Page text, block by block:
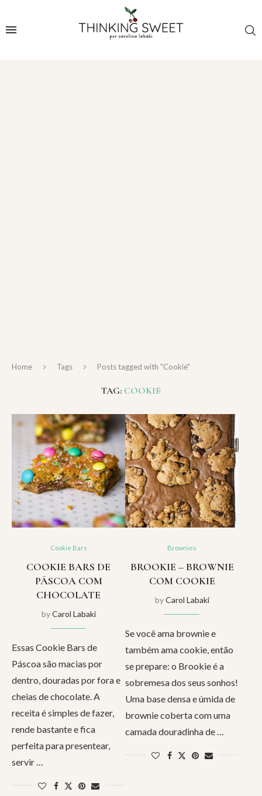
Home Tags Posts tagged with "Cookie"
TAG: COOKIE
Cookie Bars
COOKIE BARS DE
PÁSCOA COM
CHOCOLATE
byCarol Labaki
Essas Cookie Bars de
Páscoa são macias por
dentro, douradas por fora e
cheias de chocolate. A
receita é simples de fazer,
rende bastante e fica
perfeita para presentear,
servir …
Brownies
BROOKIE – BROWNIE
COM COOKIE
byCarol Labaki
Se você ama brownie e
também ama cookie, então
se prepare: o Brookie é a
sobremesa dos seus sonhos!
Uma base densa e úmida de
brownie coberta com uma
camada douradinha de …